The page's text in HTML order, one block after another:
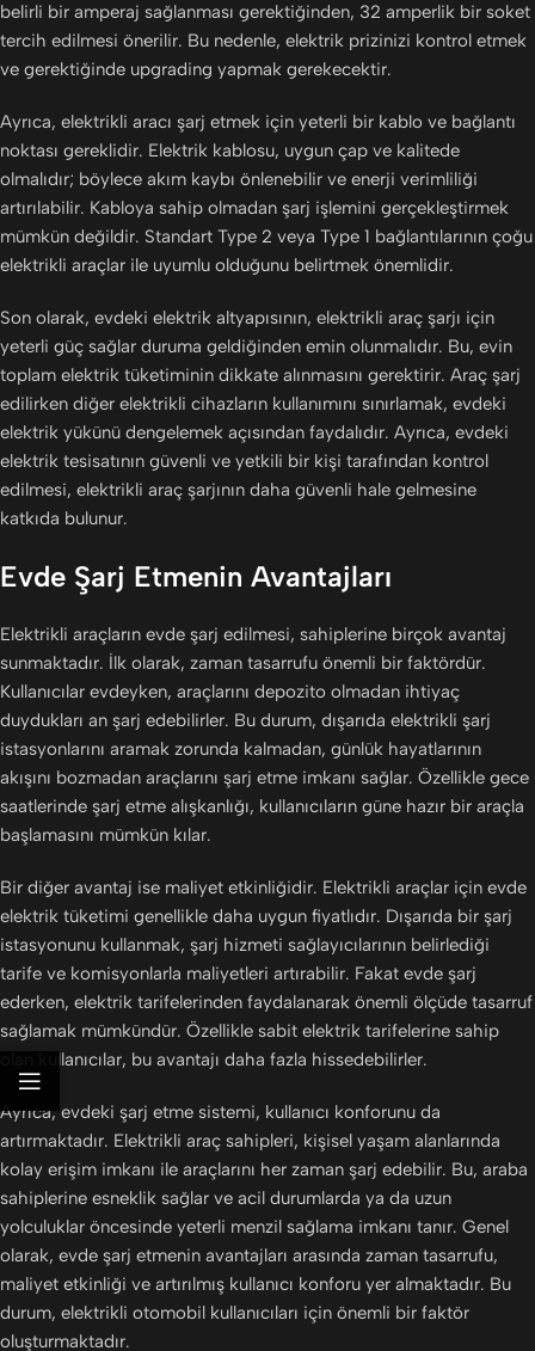
belirli bir amperaj sağlanması gerektiğinden, 32 amperlik bir soket
tercih edilmesi önerilir. Bu nedenle, elektrik prizinizi kontrol etmek
ve gerektiğinde upgrading yapmak gerekecektir.
Ayrıca, elektrikli aracı şarj etmek için yeterli bir kablo ve bağlantı
noktası gereklidir. Elektrik kablosu, uygun çap ve kalitede
olmalıdır; böylece akım kaybı önlenebilir ve enerji verimliliği
artırılabilir. Kabloya sahip olmadan şarj işlemini gerçekleştirmek
mümkün değildir. Standart Type 2 veya Type 1 bağlantılarının çoğu
elektrikli araçlar ile uyumlu olduğunu belirtmek önemlidir.
Son olarak, evdeki elektrik altyapısının, elektrikli araç şarjı için
yeterli güç sağlar duruma geldiğinden emin olunmalıdır. Bu, evin
toplam elektrik tüketiminin dikkate alınmasını gerektirir. Araç şarj
edilirken diğer elektrikli cihazların kullanımını sınırlamak, evdeki
elektrik yükünü dengelemek açısından faydalıdır. Ayrıca, evdeki
elektrik tesisatının güvenli ve yetkili bir kişi tarafından kontrol
edilmesi, elektrikli araç şarjının daha güvenli hale gelmesine
katkıda bulunur.
Evde Şarj Etmenin Avantajları
Elektrikli araçların evde şarj edilmesi, sahiplerine birçok avantaj
sunmaktadır. İlk olarak, zaman tasarrufu önemli bir faktördür.
Kullanıcılar evdeyken, araçlarını depozito olmadan ihtiyaç
duydukları an şarj edebilirler. Bu durum, dışarıda elektrikli şarj
istasyonlarını aramak zorunda kalmadan, günlük hayatlarının
akışını bozmadan araçlarını şarj etme imkanı sağlar. Özellikle gece
saatlerinde şarj etme alışkanlığı, kullanıcıların güne hazır bir araçla
başlamasını mümkün kılar.
Bir diğer avantaj ise maliyet etkinliğidir. Elektrikli araçlar için evde
elektrik tüketimi genellikle daha uygun fiyatlıdır. Dışarıda bir şarj
istasyonunu kullanmak, şarj hizmeti sağlayıcılarının belirlediği
tarife ve komisyonlarla maliyetleri artırabilir. Fakat evde şarj
ederken, elektrik tarifelerinden faydalanarak önemli ölçüde tasarruf
sağlamak mümkündür. Özellikle sabit elektrik tarifelerine sahip
olan kullanıcılar, bu avantajı daha fazla hissedebilirler.
Ayrıca, evdeki şarj etme sistemi, kullanıcı konforunu da
artırmaktadır. Elektrikli araç sahipleri, kişisel yaşam alanlarında
kolay erişim imkanı ile araçlarını her zaman şarj edebilir. Bu, araba
sahiplerine esneklik sağlar ve acil durumlarda ya da uzun
yolculuklar öncesinde yeterli menzil sağlama imkanı tanır. Genel
olarak, evde şarj etmenin avantajları arasında zaman tasarrufu,
maliyet etkinliği ve artırılmış kullanıcı konforu yer almaktadır. Bu
durum, elektrikli otomobil kullanıcıları için önemli bir faktör
oluşturmaktadır.